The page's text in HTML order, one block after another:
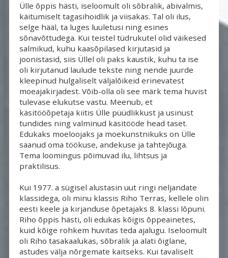
Ülle õppis hästi, iseloomult oli sõbralik, abivalmis,
käitumiselt tagasihoidlik ja viisakas. Tal oli ilus,
selge hääl, ta luges luuletusi ning esines
sõnavõttudega. Kui teistel tüdrukutel olid väikesed
salmikud, kuhu kaasõpilased kirjutasid ja
joonistasid, siis Üllel oli paks kaustik, kuhu ta ise
oli kirjutanud laulude tekste ning nende juurde
kleepinud hulgaliselt väljalõikeid erinevatest
moeajakirjadest. Võib-olla oli see märk tema huvist
tulevase elukutse vastu. Meenub, et
käsitööõpetaja kiitis Ülle püüdlikkust ja usinust
tundides ning valminud käsitööde head taset.
Edukaks moeloojaks ja moekunstnikuks on Ülle
saanud oma töökuse, andekuse ja tahtejõuga.
Tema loomingus põimuvad ilu, lihtsus ja
praktilisus.
Kui 1977. a sügisel alustasin uut ringi neljandate
klassidega, oli minu klassis Riho Terras, kellele olin
eesti keele ja kirjanduse õpetajaks 8. klassi lõpuni.
Riho õppis hästi, oli edukas kõigis õppeainetes,
kuid kõige rohkem huvitas teda ajalugu. Iseloomult
oli Riho tasakaalukas, sõbralik ja alati õiglane,
astudes välja nõrgemate kaitseks. Kui tavaliselt